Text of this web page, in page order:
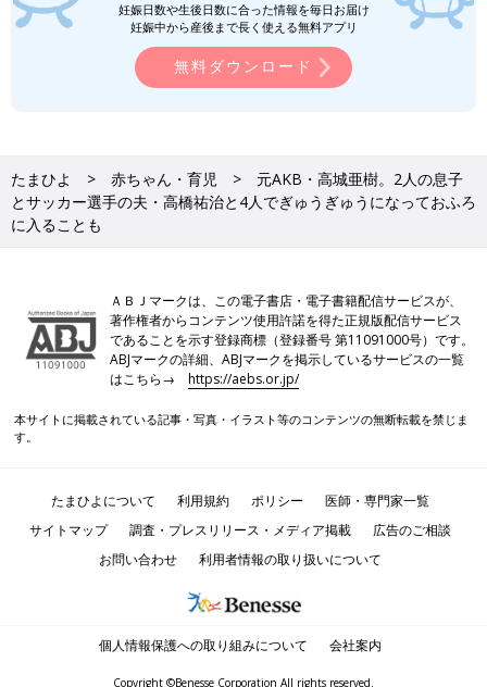
妊娠日数や生後日数に合った情報を毎日お届け
妊娠中から産後まで長く使える無料アプリ
無料ダウンロード
たまひよ 赤ちゃん・育児
元AKB・高城亜樹。2人の息子
とサッカー選手の夫・高橋祐治と4人でぎゅうぎゅうになっておふろ
に入ることも
ＡＢＪマークは、この電子書店・電子書籍配信サービスが、
著作権者からコンテンツ使用許諾を得た正規版配信サービス
であることを示す登録商標（登録番号 第11091000号）です。
ABJマークの詳細、ABJマークを掲示しているサービスの一覧
はこちら→https://aebs.or.jp/
本サイトに掲載されている記事・写真・イラスト等のコンテンツの無断転載を禁じま
す。
たまひよについて 利用規約 ポリシー
医師・専門家一覧
サイトマップ
調査・プレスリリース・メディア掲載
広告のご相談
お問い合わせ
利用者情報の取り扱いについて
個人情報保護への取り組みについて 会社案内
Copyright ©Benesse Corporation All rights reserved.